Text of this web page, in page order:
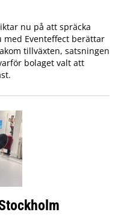
nu på att spräcka
Eventeffect berättar
tillväxten, satsningen
bolaget valt att